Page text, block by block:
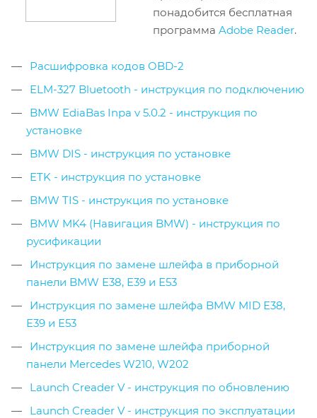
понадобится бесплатная
программа Adobe Reader.
Расшифровка кодов OBD-2
ELM-327 Bluetooth - инструкция по подключению
BMW EdiaBas Inpa v 5.0.2 - инструкция по
установке
BMW DIS - инструкция по установке
ETK - инструкция по установке
BMW TIS - инструкция по установке
BMW MK4 (Навигация BMW) - инструкция по
русификации
Инструкция по замене шлейфа в приборной
панели BMW Е38, Е39 и Е53
Инструкция по замене шлейфа BMW MID Е38,
Е39 и Е53
Инструкция по замене шлейфа приборной
панели Mercedes W210, W202
Launch Creader V - инструкция по обновлению
Launch Creader V - инструкция по эксплуатации